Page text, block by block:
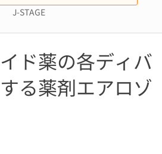
J-STAGE
ド薬の各ディバ
る薬剤エアロゾ